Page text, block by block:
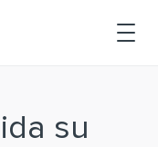
su